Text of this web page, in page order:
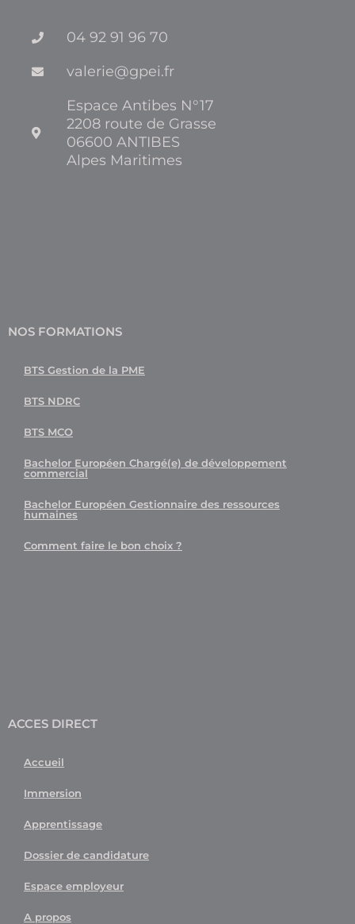
04 92 91 96 70
valerie@gpei.fr
Espace Antibes N°17
2208 route de Grasse
06600 ANTIBES
Alpes Maritimes
NOS FORMATIONS
BTS Gestion de la PME
BTS NDRC
BTS MCO
Bachelor Européen Chargé(e) de développement
commercial
Bachelor Européen Gestionnaire des ressources
humaines
Comment faire le bon choix ?
ACCES DIRECT
Accueil
Immersion
Apprentissage
Dossier de candidature
Espace employeur
A propos